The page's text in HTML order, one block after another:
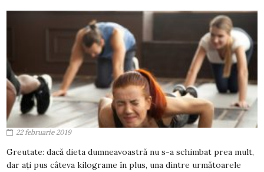
22 februarie 2019
Greutate: dacă dieta dumneavoastră nu s-a schimbat prea mult,
dar ați pus câteva kilograme în plus, una dintre următoarele